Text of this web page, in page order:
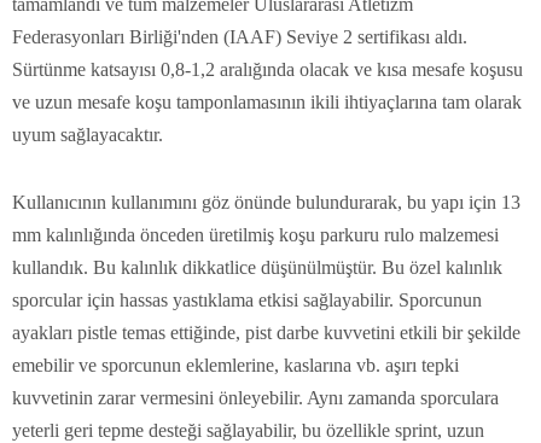
Federasyonları Birliği'nden (IAAF) Seviye 2 sertifikası aldı.
Sürtünme katsayısı 0,8-1,2 aralığında olacak ve kısa mesafe koşusu
ve uzun mesafe koşu tamponlamasının ikili ihtiyaçlarına tam olarak
uyum sağlayacaktır.
Kullanıcının kullanımını göz önünde bulundurarak, bu yapı için 13
mm kalınlığında önceden üretilmiş koşu parkuru rulo malzemesi
kullandık. Bu kalınlık dikkatlice düşünülmüştür. Bu özel kalınlık
sporcular için hassas yastıklama etkisi sağlayabilir. Sporcunun
ayakları pistle temas ettiğinde, pist darbe kuvvetini etkili bir şekilde
emebilir ve sporcunun eklemlerine, kaslarına vb. aşırı tepki
kuvvetinin zarar vermesini önleyebilir. Aynı zamanda sporculara
yeterli geri tepme desteği sağlayabilir, bu özellikle sprint, uzun